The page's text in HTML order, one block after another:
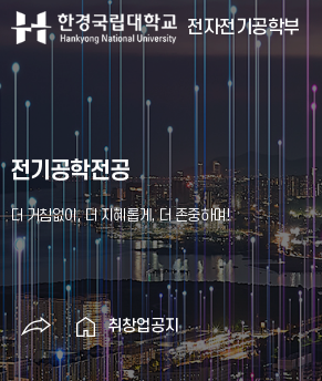
전자전기공학부
전기공학전공
취창업공지